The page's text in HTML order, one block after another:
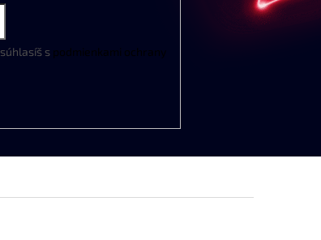
súhlasíš s podmienkami ochrany